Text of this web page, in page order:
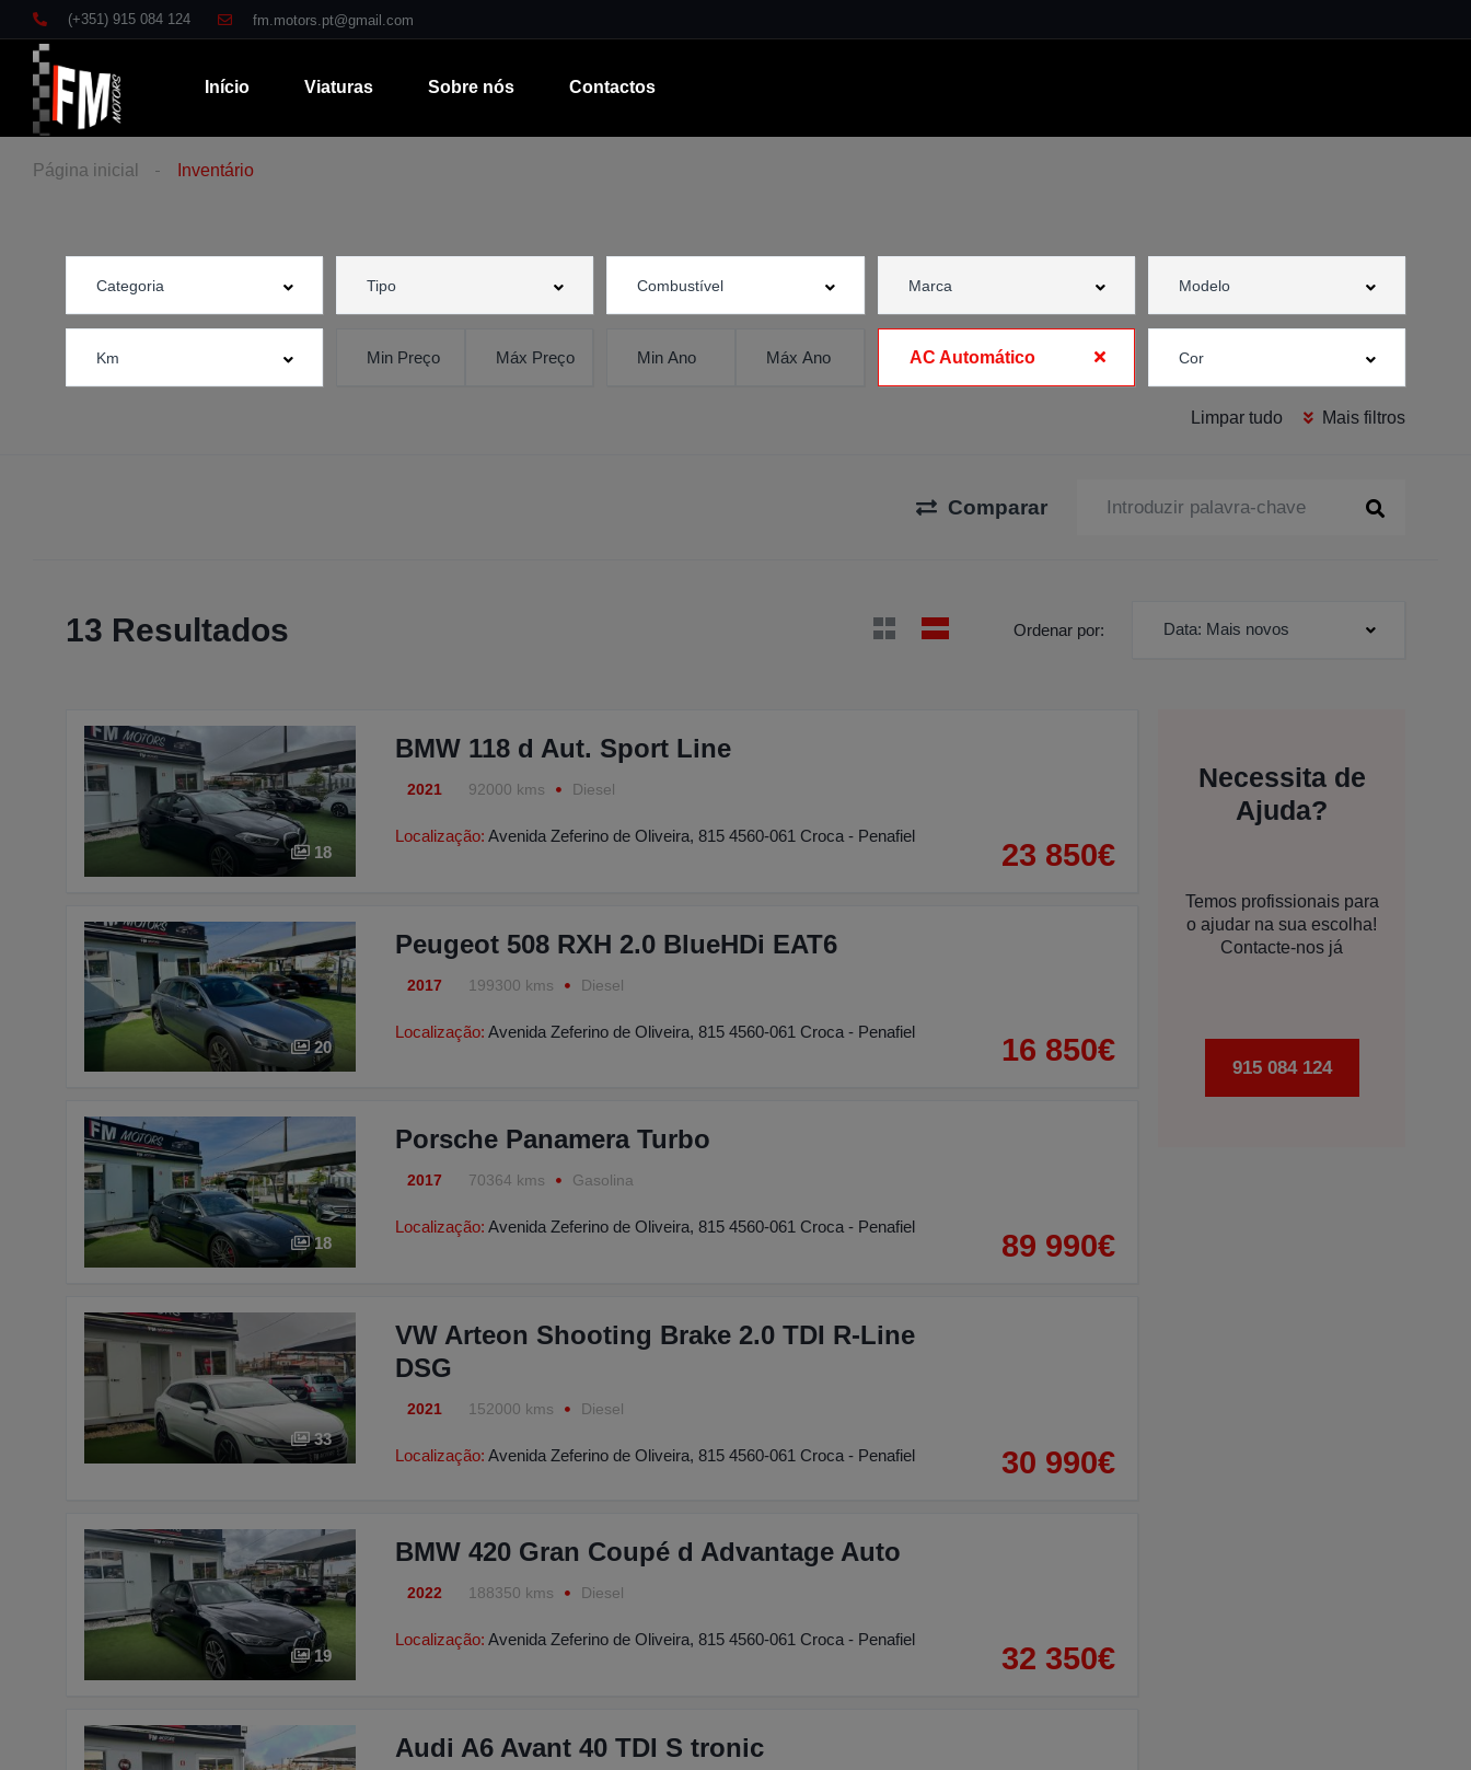
(+351) 915 084 124 fm.motors.pt@gmail.com
Início Viaturas Sobre nós Contactos
Página inicial Inventário
AC Automático
Limpar tudo Mais filtros
Comparar
13 Resultados Ordenar por: Data: Mais novos
18
BMW 118 d Aut. Sport Line
2021 92000 kms Diesel
Localização: Avenida Zeferino de Oliveira, 815 4560-061 Croca - Penafiel
23 850€
20
Peugeot 508 RXH 2.0 BlueHDi EAT6
2017 199300 kms Diesel
Localização: Avenida Zeferino de Oliveira, 815 4560-061 Croca - Penafiel
16 850€
18
Porsche Panamera Turbo
2017 70364 kms Gasolina
Localização: Avenida Zeferino de Oliveira, 815 4560-061 Croca - Penafiel
89 990€
33
VW Arteon Shooting Brake 2.0 TDI R-Line
DSG
2021 152000 kms Diesel
Localização: Avenida Zeferino de Oliveira, 815 4560-061 Croca - Penafiel 30 990€
19
BMW 420 Gran Coupé d Advantage Auto
2022 188350 kms Diesel
Localização: Avenida Zeferino de Oliveira, 815 4560-061 Croca - Penafiel
32 350€
Audi A6 Avant 40 TDI S tronic
Necessita de
Ajuda?
Temos profissionais para
o ajudar na sua escolha!
Contacte-nos já
915 084 124